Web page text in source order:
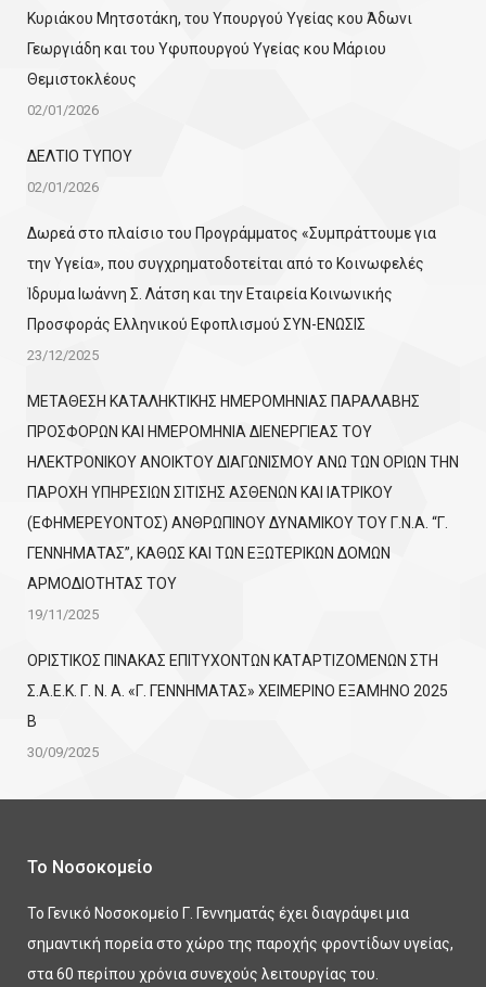
Κυριάκου Μητσοτάκη, του Υπουργού Υγείας κου Άδωνι
Γεωργιάδη και του Υφυπουργού Υγείας κου Μάριου
Θεμιστοκλέους
02/01/2026
ΔΕΛΤΙΟ ΤΥΠΟΥ
02/01/2026
Δωρεά στο πλαίσιο του Προγράμματος «Συμπράττουμε για
την Υγεία», που συγχρηματοδοτείται από το Κοινωφελές
Ίδρυμα Ιωάννη Σ. Λάτση και την Εταιρεία Κοινωνικής
Προσφοράς Ελληνικού Εφοπλισμού ΣΥΝ-ΕΝΩΣΙΣ
23/12/2025
ΜΕΤΑΘΕΣΗ ΚΑΤΑΛΗΚΤΙΚΗΣ ΗΜΕΡΟΜΗΝΙΑΣ ΠΑΡΑΛΑΒΗΣ
ΠΡΟΣΦΟΡΩΝ ΚΑΙ ΗΜΕΡΟΜΗΝΙΑ ΔΙΕΝΕΡΓΙΕΑΣ ΤΟΥ
ΗΛΕΚΤΡΟΝΙΚΟΥ ΑΝΟΙΚΤΟΥ ΔΙΑΓΩΝΙΣΜΟΥ ΑΝΩ ΤΩΝ ΟΡΙΩΝ ΤΗΝ
ΠΑΡΟΧΗ ΥΠΗΡΕΣΙΩΝ ΣΙΤΙΣΗΣ ΑΣΘΕΝΩΝ ΚΑΙ ΙΑΤΡΙΚΟΥ
(ΕΦΗΜΕΡΕΥΟΝΤΟΣ) ΑΝΘΡΩΠΙΝΟΥ ΔΥΝΑΜΙΚΟΥ ΤΟΥ Γ.Ν.Α. “Γ.
ΓΕΝΝΗΜΑΤΑΣ”, ΚΑΘΩΣ ΚΑΙ ΤΩΝ ΕΞΩΤΕΡΙΚΩΝ ΔΟΜΩΝ
ΑΡΜΟΔΙΟΤΗΤΑΣ ΤΟΥ
19/11/2025
ΟΡΙΣΤΙΚΟΣ ΠΙΝΑΚΑΣ ΕΠΙΤΥΧΟΝΤΩΝ KATΑΡΤΙΖΟΜΕΝΩΝ ΣΤΗ
Σ.Α.Ε.Κ. Γ. Ν. Α. «Γ. ΓΕΝΝΗΜΑΤΑΣ» ΧΕΙΜΕΡΙΝΟ ΕΞΑΜΗΝΟ 2025
Β
30/09/2025
Το Νοσοκομείο
Το Γενικό Νοσοκομείο Γ. Γεννηματάς έχει διαγράψει μια
σημαντική πορεία στο χώρο της παροχής φροντίδων υγείας,
στα 60 περίπου χρόνια συνεχούς λειτουργίας του.